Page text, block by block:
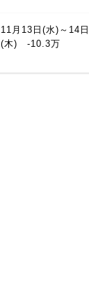
11月13日(水)～14日
(木) -10.3万